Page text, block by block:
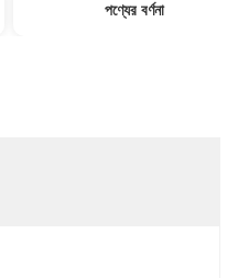
পণ্যের বর্ণনা